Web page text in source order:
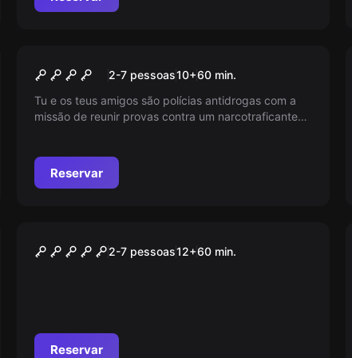
Escobar2-7 pessoas10+60 min.
Tu e os teus amigos são polícias antidrogas com a
missão de reunir provas contra um narcotraficante
Reservar
El Profesor: Assalto Final
2-7 pessoas12+60 min.
Reservar